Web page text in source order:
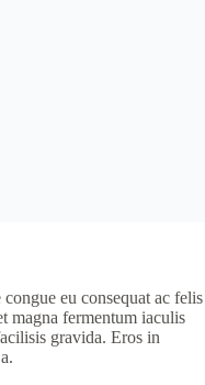
eu consequat ac felis
magna fermentum iaculis
gravida. Eros in